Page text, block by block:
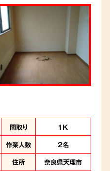
間取り
1K
作業人数
2名
住所 奈良県天理市